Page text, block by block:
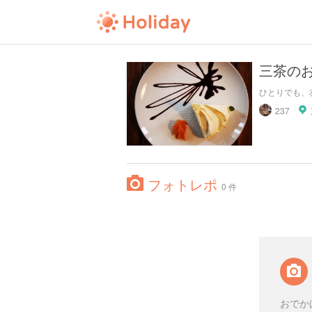
三茶の
ひとりでも
237
フォトレポ 0 件
おで